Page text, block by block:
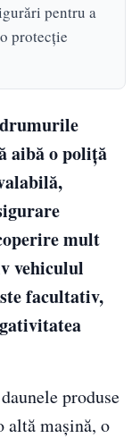
pentru a
protecție
aibă o poliță
mult
vehiculul
facultativ,
produse
altă mașină, o